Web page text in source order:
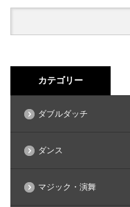
カテゴリー
ダブルダッチ
ダンス
マジック・演舞